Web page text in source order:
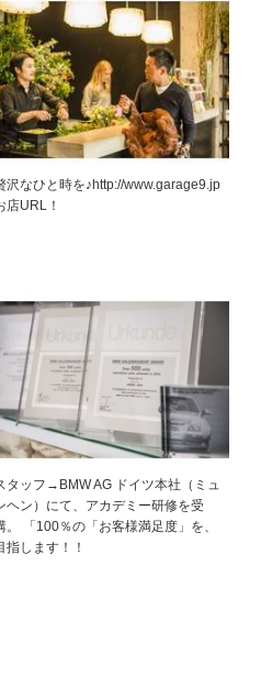
沢なひと時を♪http://www.garage9.jp
店URL！
タッフ→BMW AG ドイツ本社（ミュ
ヘン）にて、アカデミー研修を受
。 「100％の「お客様満足度」を、
指します！！